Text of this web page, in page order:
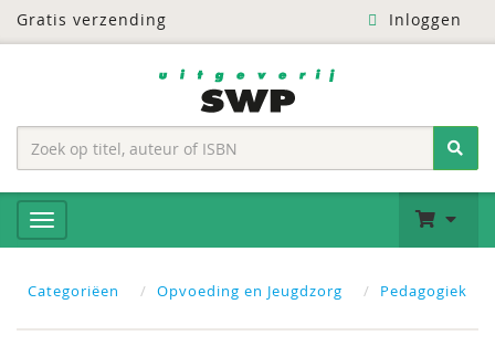
Gratis verzending Inloggen
Categoriëen Opvoeding en Jeugdzorg Pedagogiek